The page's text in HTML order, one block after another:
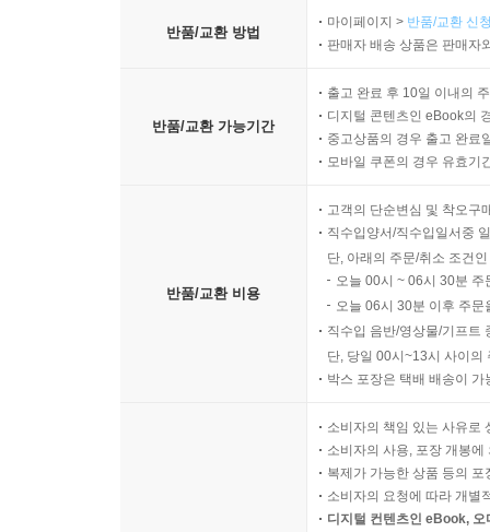
반품/교환 방법
마이페이지 > 반품/교환 신
판매자 배송 상품은 판매자
반품/교환 가능기간
출고 완료 후 10일 이내의
디지털 콘텐츠인 eBook의
중고상품의 경우 출고 완료
모바일 쿠폰의 경우 유효기
반품/교환 비용
고객의 단순변심 및 착오구
직수입양서/직수입일서중
단, 아래의 주문/취소 조건
오늘 00시 ~ 06시 30분
오늘 06시 30분 이후 주
직수입 음반/영상물/기프트
단, 당일 00시~13시 사이의
박스 포장은 택배 배송이
소비자의 책임 있는 사유로
소비자의 사용, 포장 개봉
복제가 가능한 상품 등의
소비자의 요청에 따라 개별
디지털 컨텐츠인 eBook,